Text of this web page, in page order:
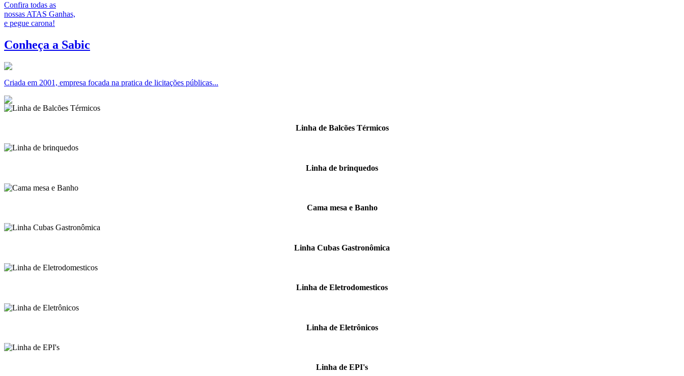
Confira todas as
nossas ATAS Ganhas,
e pegue carona!
Conheça a Sabic
Criada em 2001, empresa focada na pratica de licitações públicas...
Linha de Balcões Térmicos
Linha de brinquedos
Cama mesa e Banho
Linha Cubas Gastronômica
Linha de Eletrodomesticos
Linha de Eletrônicos
Linha de EPI's